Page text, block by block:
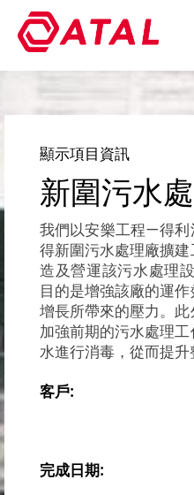
顯示項目資訊
新圍污水
我們以安樂工程—得
得新圍污水處理廠擴
造及營運該污水處理
目的是增強該廠的運
增長所帶來的壓力。
加強前期的污水處理
水進行消毒，從而提升
客戶:
完成日期: